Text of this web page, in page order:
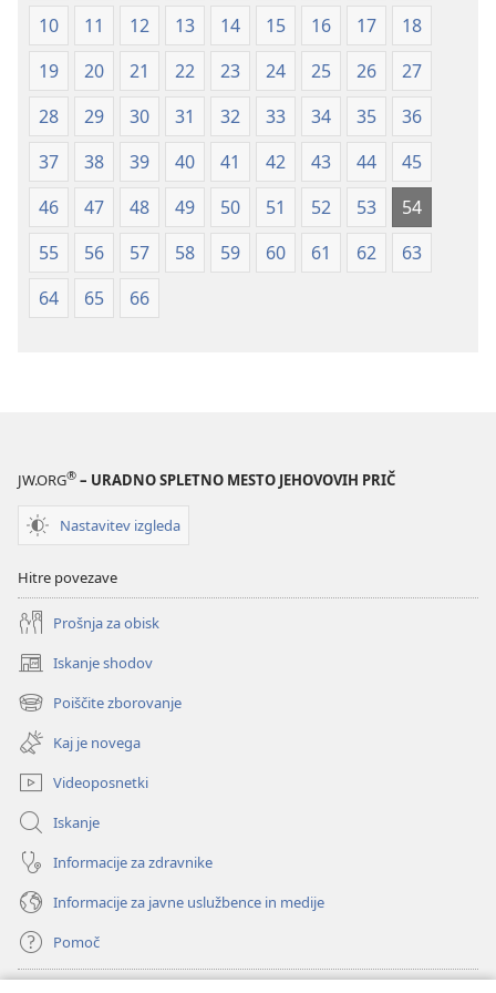
10
11 12 13 14 15 16 17
18
19
20 21 22 23 24 25 26
27
28
29 30 31 32 33 34 35
36
37
38 39 40 41 42 43 44
45
46
47 48 49 50 51 52 53
54
55
56 57 58 59 60 61 62
63
64
65 66
JW.ORG® – URADNO SPLETNO MESTO JEHOVOVIH PRIČ
Nastavitev izgleda
Hitre povezave
Prošnja za obisk
Iskanje shodov
(odpre
novo
okno)
Poiščite zborovanje
(odpre
novo
okno)
Kaj je novega
Videoposnetki
Iskanje
Informacije za zdravnike
Informacije za javne uslužbence in medije
Pomoč